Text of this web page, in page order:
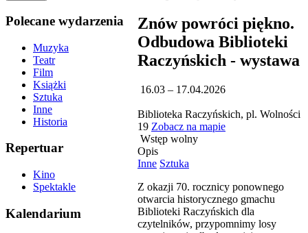
Polecane wydarzenia
Muzyka
Teatr
Film
Książki
Sztuka
Inne
Historia
Repertuar
Kino
Spektakle
Kalendarium
Znów powróci piękno.
Odbudowa Biblioteki
Raczyńskich - wystawa
16.03 – 17.04.2026
Biblioteka Raczyńskich, pl. Wolności
19 Zobacz na mapie
Wstęp wolny
Opis
Inne Sztuka
Z okazji 70. rocznicy ponownego
otwarcia historycznego gmachu
Biblioteki Raczyńskich dla
czytelników, przypomnimy losy